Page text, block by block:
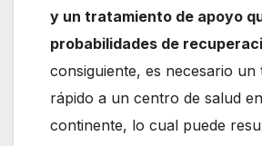
y un tratamiento de apoyo
probabilidades de
consiguiente, es necesario un
rápido a un centro de salud
continente, lo cual puede